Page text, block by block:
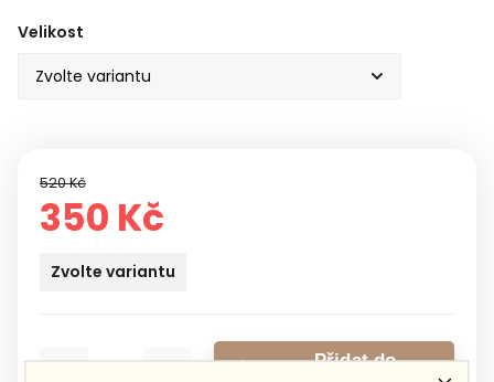
Velikost
520 Kč
350 Kč
Zvolte variantu
Přidat do